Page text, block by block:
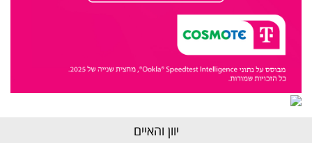
יוון והאיים